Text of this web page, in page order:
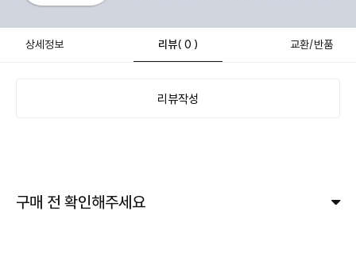
상세정보 리뷰( 0 ) 교환/반품
리뷰작성
구매 전 확인해주세요